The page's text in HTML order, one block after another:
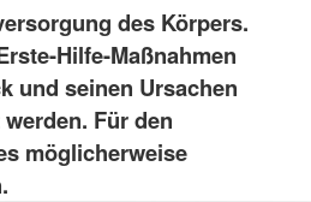
des Körpers.
Hilfe-Maßnahmen
und seinen Ursachen
Für den
möglicherweise